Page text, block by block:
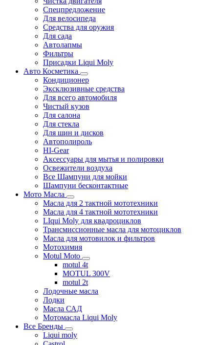
Спецпредложение
Для велосипеда
Средства для оружия
Для сада
Автолапмы
Фильтры
Присадки Liqui Moly
Авто Косметика
Кондиционер
Эксклюзивные средства
Для всего автомобиля
Чистый кузов
Для салона
Для стекла
Для шин и дисков
Автополироль
HI-Gear
Аксессуары для мытья и полировки
Освежители воздуха
Все Шампуни для мойки
Шампуни бесконтактные
Мото Масла
Масла для 2 тактной мототехники
Масла для 4 тактной мототехники
LIqui Moly для квадроциклов
Трансмиссионные масла для мотоциклов
Масла для мотовилок и фильтров
Мотохимия
Motul Moto
motul 4t
MOTUL 300V
motul 2t
Лодочные масла
Лодки
Масла САД
Мотомасла Liqui Moly
Все Бренды
Liqui moly